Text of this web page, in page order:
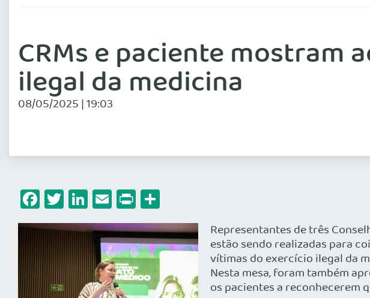
CRMs e paciente mostram
ilegal da medicina
08/05/2025 | 19:03
Facebook
Twitter
LinkedIn
Email
Print
Representantes de três
estão sendo realizadas para
vítimas do exercício ilegal da
Nesta mesa, foram também
os pacientes a reconhecerem